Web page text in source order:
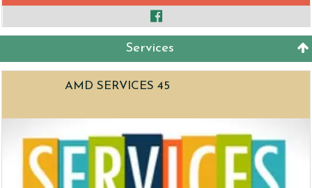
Services
AMD SERVICES 45